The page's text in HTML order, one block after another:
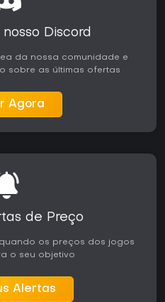
Discord
da nossa comunidade e
sobre as últimas ofertas
Agora
de Preço
os preços dos jogos
o seu objetivo
Alertas